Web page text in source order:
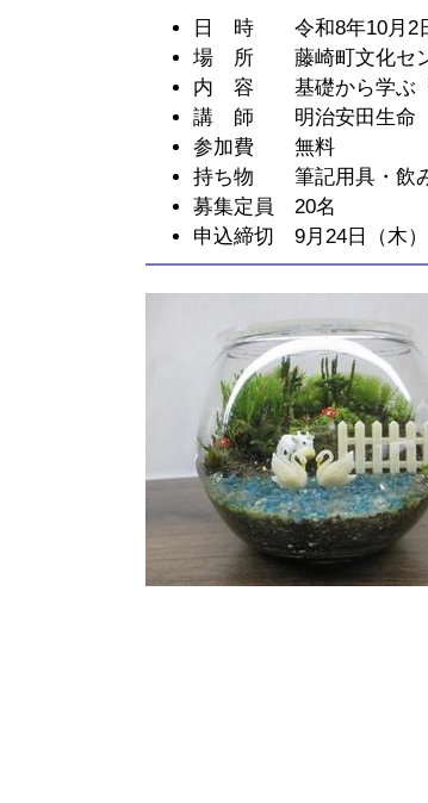
日 時 令和8年10月2
場 所 藤崎町文化セ
内 容 基礎から学ぶ「
講 師 明治安田生命
参加費 無料
持ち物 筆記用具・飲み
募集定員 20名
申込締切 9月24日（木）
◇申込締切
（参加費を添